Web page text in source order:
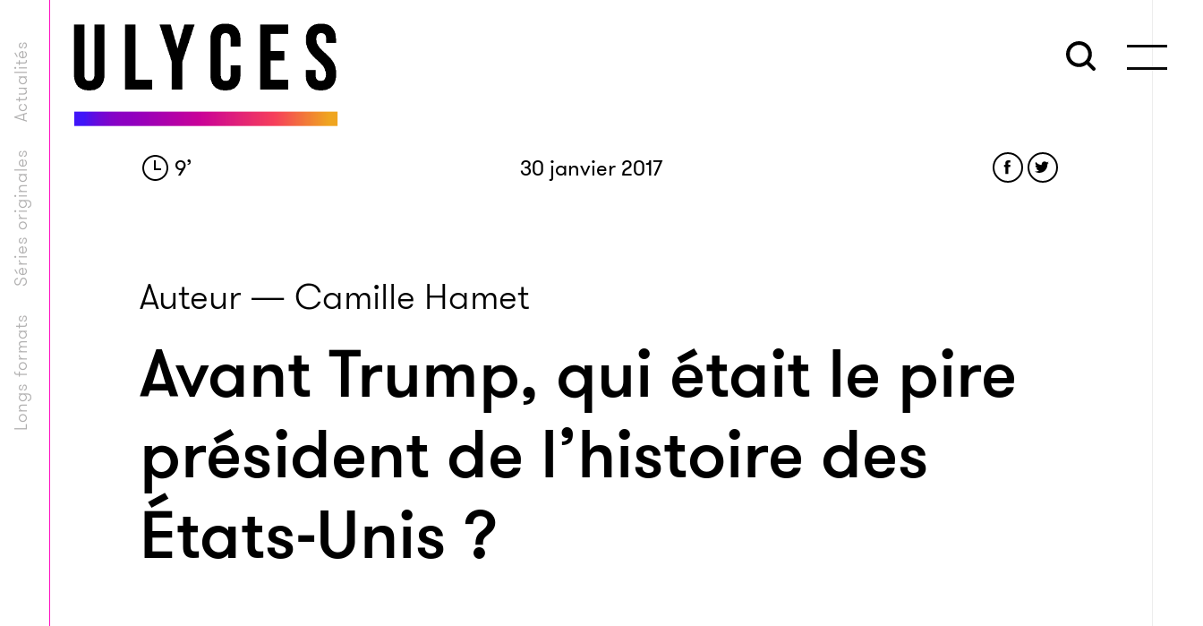
Longs formats
Séries originales
Actualités
9’ 30 janvier 2017
Auteur — Camille Hamet
Avant Trump, qui était le pire
président de l’histoire des
États-Unis ?